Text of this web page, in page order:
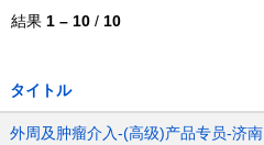
結果 1 – 10 / 10
タイトル
外周及肿瘤介入-(高级)产品专员-济南